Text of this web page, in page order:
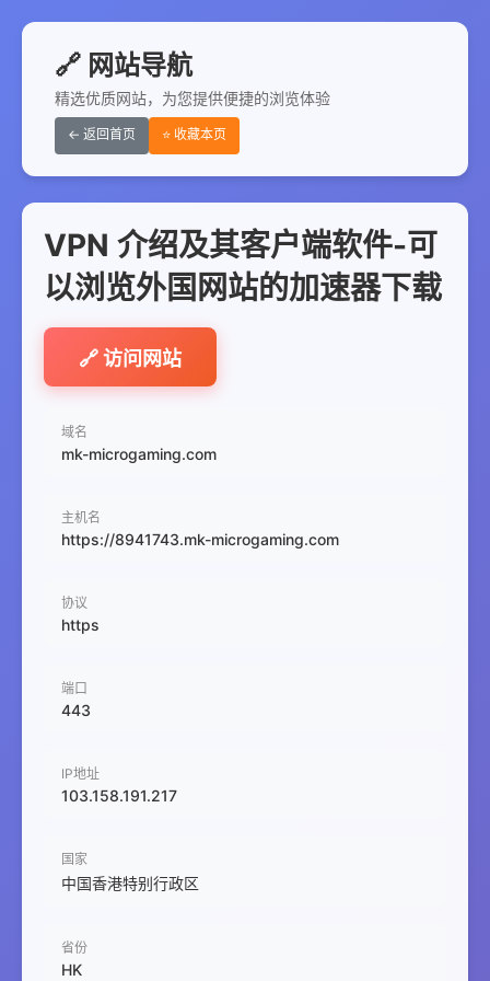
🔗 网站导航
精选优质网站，为您提供便捷的浏览体验
← 返回首页 ⭐ 收藏本页
VPN 介绍及其客户端软件-可
以浏览外国网站的加速器下载
🔗 访问网站
域名
mk-microgaming.com
主机名
https://8941743.mk-microgaming.com
协议
https
端口
443
IP地址
103.158.191.217
国家
中国香港特别行政区
省份
HK